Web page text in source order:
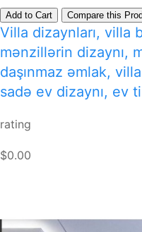
Add to Cart Compare this
Villa dizaynları, villa
mənzillərin dizaynı,
daşınmaz əmlak,
sadə ev dizaynı, ev
rating
$0.00